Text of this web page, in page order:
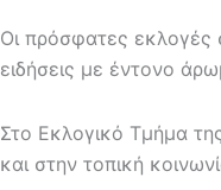
Οι πρόσφατες εκλογές
ειδήσεις με έντονο
Στο Εκλογικό Τμήμα
και στην τοπική